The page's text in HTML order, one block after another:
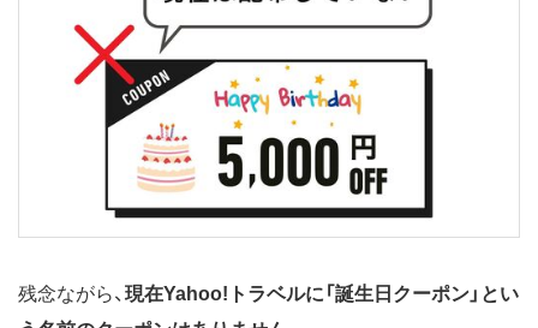
残念ながら、 現在Yahoo!トラベルに「誕生日クーポン」とい